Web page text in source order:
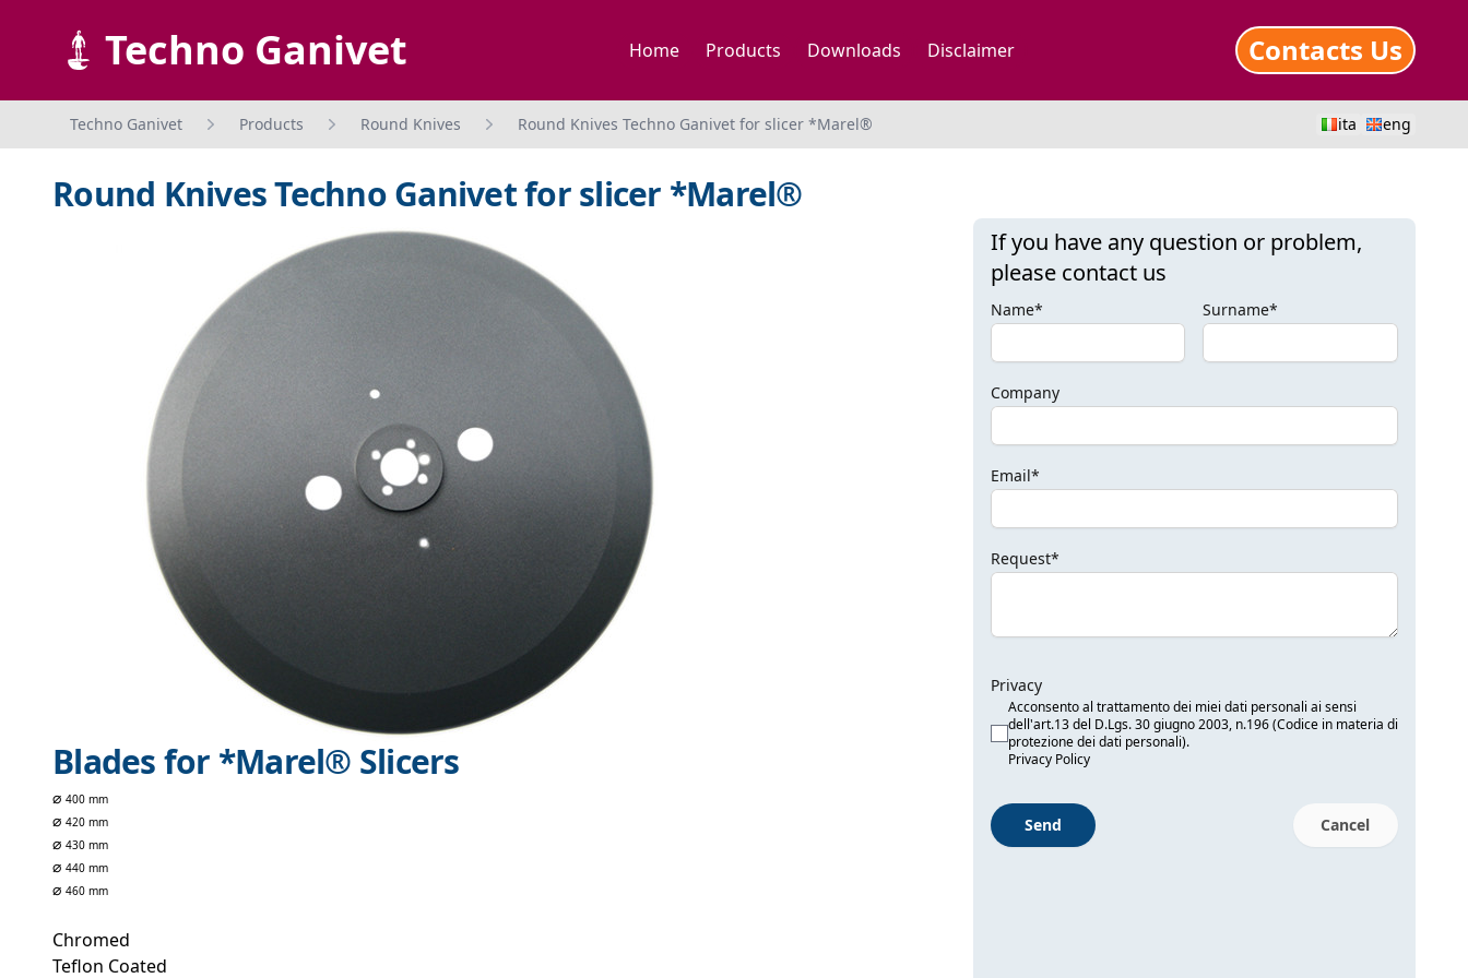
Techno Ganivet Home Products Downloads Disclaimer Contacts Us
Techno Ganivet Products Round Knives Round Knives Techno Ganivet for slicer *Marel® ita eng
Round Knives Techno Ganivet for slicer *Marel®
Blades for *Marel® Slicers
⌀ 400 mm
⌀ 420 mm
⌀ 430 mm
⌀ 440 mm
⌀ 460 mm
Chromed
Teflon Coated
If you have any question or problem,
please contact us
Name* Surname*
Company
Email*
Request*
Privacy
Acconsento al trattamento dei miei dati personali ai sensi
dell'art.13 del D.Lgs. 30 giugno 2003, n.196 (Codice in materia di
protezione dei dati personali).
Privacy Policy
Send Cancel